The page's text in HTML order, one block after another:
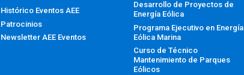
Histórico Eventos AEE
Patrocinios
Newsletter AEE Eventos
Desarrollo de Proyectos de
Energía Eólica
Programa Ejecutivo en Energía
Eólica Marina
Curso de Técnico
Mantenimiento de Parques
Eólicos